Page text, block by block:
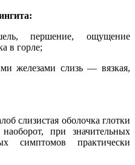
першение, ощущение
в горле;
железами слизь — вязкая,
слизистая оболочка глотки
при значительных
симптомов практически